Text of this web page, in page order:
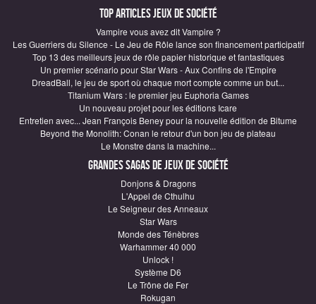
Top articles Jeux de société
Vampire vous avez dit Vampire ?
Les Guerriers du Silence - Le Jeu de Rôle lance son financement participatif
Top 13 des meilleurs jeux de rôle papier historique et fantastiques
Un premier scénario pour Star Wars - Aux Confins de l'Empire
DreadBall, le jeu de sport où chaque mort compte comme un but...
Titanium Wars : le premier jeu Euphoria Games
Un nouveau projet pour les éditions Icare
Entretien avec... Jean François Beney pour la nouvelle édition de Bitume
Beyond the Monolith: Conan le retour d'un bon jeu de plateau
Le Monstre dans la machine...
Grandes sagas de Jeux de société
Donjons & Dragons
L'Appel de Cthulhu
Le Seigneur des Anneaux
Star Wars
Monde des Ténèbres
Warhammer 40 000
Unlock !
Système D6
Le Trône de Fer
Rokugan